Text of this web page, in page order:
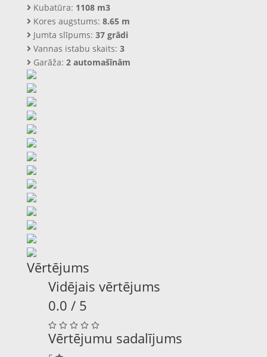
Kubatūra: 1108 m3
Kores augstums: 8.65 m
Jumta slīpums: 37 grādi
Vannas istabu skaits: 3
Garāža: 2 automašīnām
Vērtējums
Vidējais vērtējums
0.0 / 5
Vērtējumu sadalījums